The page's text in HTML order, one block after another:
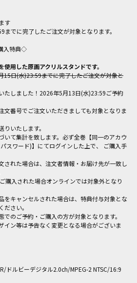
す
でに完了したご注文が対象となります。
入特典◇
用した原画アクリルスタンドです。
日(水)23:59までに完了したご注文が対象と
たしました！2026年5月13日(水)23:59ご予約
番号でご注文いただきましても対象となりま
いたします。
て集計を致します。必ず全巻【同一のアカウ
スワード)】にてログインした上で、 ご購入手
された場合は、注文者情報・お届け先が一致し
購入された場合オンラインでは対象外となり
をキャンセルされた場合は、特典付与対象とな
ださい。
のご予約・ご購入の方が対象となります。
ン等は予告なく変更となる場合がございま
ドルビーデジタル2.0ch/MPEG-2 NTSC/16:9